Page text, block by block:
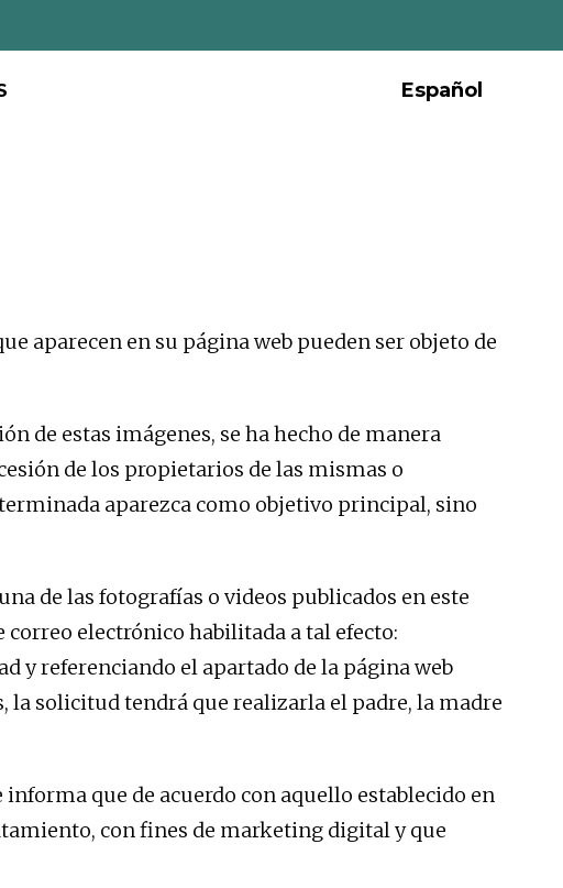
Español
aparecen en su página web pueden ser objeto de
de estas imágenes, se ha hecho de manera
de los propietarios de las mismas o
aparezca como objetivo principal, sino
de las fotografías o videos publicados en este
electrónico habilitada a tal efecto:
y referenciando el apartado de la página web
la solicitud tendrá que realizarla el padre, la madre
informa que de acuerdo con aquello establecido en
con fines de marketing digital y que